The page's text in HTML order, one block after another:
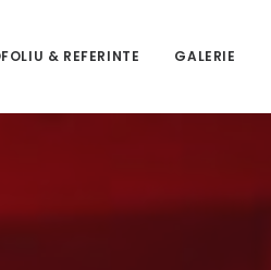
& REFERINTE GALERIE